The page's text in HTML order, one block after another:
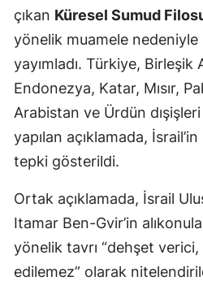
çıkan Küresel Sumud
yönelik muamele nedeniyle
yayımladı. Türkiye, Birleşik
Endonezya, Katar, Mısır,
Arabistan ve Ürdün
yapılan açıklamada,
tepki gösterildi.
Ortak açıklamada, İsrail
Itamar Ben-Gvir’in
yönelik tavrı “dehşet verici,
edilemez” olarak